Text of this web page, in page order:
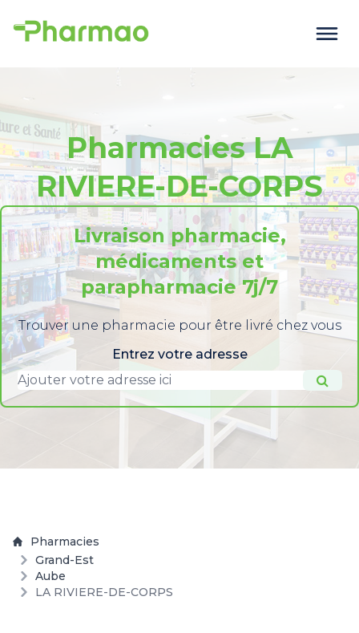
Pharmacies LA
RIVIERE-DE-CORPS
Livraison pharmacie,
médicaments et
parapharmacie 7j/7
Trouver une pharmacie pour être livré chez vous
Entrez votre adresse
Pharmacies
Grand-Est
Aube
LA RIVIERE-DE-CORPS